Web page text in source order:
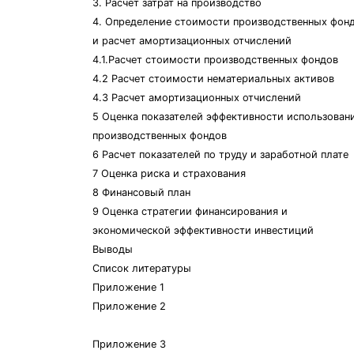
3. Расчет затрат на производство
4. Определение стоимости производственных
и расчет амортизационных отчислений
4.1.Расчет стоимости производственных фондов
4.2 Расчет стоимости нематериальных активов
4.3 Расчет амортизационных отчислений
5 Оценка показателей эффективности
производственных фондов
6 Расчет показателей по труду и заработной плате
7 Оценка риска и страхования
8 Финансовый план
9 Оценка стратегии финансирования и
экономической эффективности инвестиций
Выводы
Список литературы
Приложение 1
Приложение 2
Приложение 3